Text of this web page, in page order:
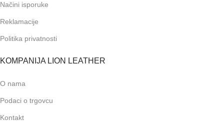
Načini isporuke
Reklamacije
Politika privatnosti
KOMPANIJA LION LEATHER
O nama
Podaci o trgovcu
Kontakt